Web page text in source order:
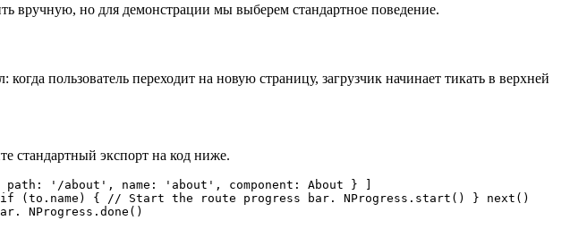
вручную, но для демонстрации мы выберем стандартное поведение.
пользователь переходит на новую страницу, загрузчик начинает тикать в верхней
стандартный экспорт на код ниже.
'/about', name: 'about', component: About } ]
{ // Start the route progress bar. NProgress.start() } next()
NProgress.done()